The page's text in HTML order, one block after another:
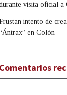
visita oficial a
intento de
en Colón
Comentarios